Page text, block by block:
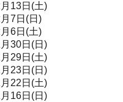
13日(土)
7日(日)
6日(土)
30日(日)
29日(土)
23日(日)
22日(土)
16日(日)